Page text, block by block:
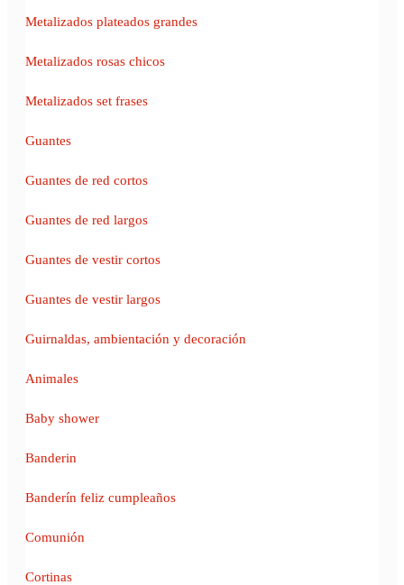
Metalizados plateados grandes
Metalizados rosas chicos
Metalizados set frases
Guantes
Guantes de red cortos
Guantes de red largos
Guantes de vestir cortos
Guantes de vestir largos
Guirnaldas, ambientación y decoración
Animales
Baby shower
Banderin
Banderín feliz cumpleaños
Comunión
Cortinas